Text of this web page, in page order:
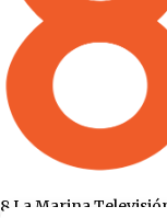
8 La Marina